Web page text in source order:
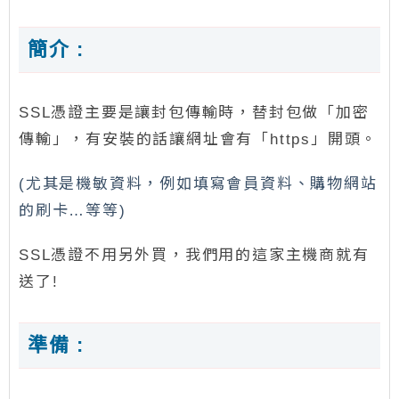
簡介 :
SSL憑證主要是讓封包傳輸時，替封包做「加密
傳輸」，有安裝的話讓網址會有「https」開頭。
(尤其是機敏資料，例如填寫會員資料、購物網站
的刷卡…等等)
SSL憑證不用另外買，我們用的這家主機商就有
送了!
準備 :